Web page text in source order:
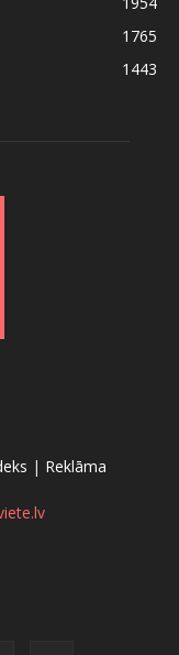
1765
1443
| Reklāma